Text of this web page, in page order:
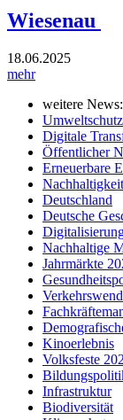
Wiesenau
18.06.2025
mehr
weitere News:
Umweltschutz
Digitale
Öffentlicher
Erneuerbare
Nachhaltigkeit
Deutschland
Deutsche
Nachhaltige
Jahrmärkte
Kinoerlebnis
Volksfeste
Infrastruktur
Biodiversität